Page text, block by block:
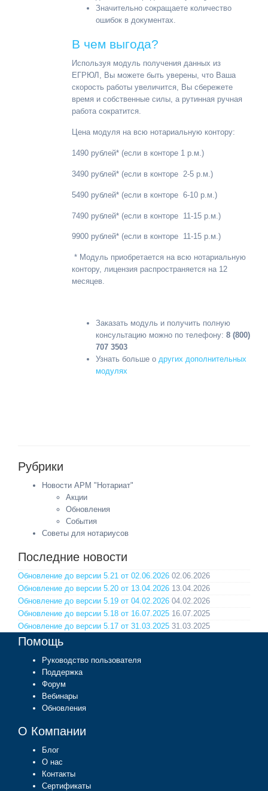
Значительно сокращаете количество
ошибок в документах.
В чем выгода?
Используя модуль получения данных из
ЕГРЮЛ, Вы можете быть уверены, что Ваша
скорость работы увеличится, Вы сбережете
время и собственные силы, а рутинная ручная
работа сократится.
Цена модуля на всю нотариальную контору:
1490 рублей* (если в конторе 1 р.м.)
3490 рублей* (если в конторе 2-5 р.м.)
5490 рублей* (если в конторе 6-10 р.м.)
7490 рублей* (если в конторе 11-15 р.м.)
9900 рублей* (если в конторе 11-15 р.м.)
* Модуль приобретается на всю нотариальную
контору, лицензия распространяется на 12
месяцев.
Заказать модуль и получить полную
консультацию можно по телефону: 8 (800)
707 3503
Узнать больше о других дополнительных
модулях
Рубрики
Новости АРМ "Нотариат"
Акции
Обновления
События
Советы для нотариусов
Последние новости
Обновление до версии 5.21 от 02.06.2026 02.06.2026
Обновление до версии 5.20 от 13.04.2026 13.04.2026
Обновление до версии 5.19 от 04.02.2026 04.02.2026
Обновление до версии 5.18 от 16.07.2025 16.07.2025
Обновление до версии 5.17 от 31.03.2025 31.03.2025
Помощь
Руководство пользователя
Поддержка
Форум
Вебинары
Обновления
О Компании
Блог
О нас
Контакты
Сертификаты